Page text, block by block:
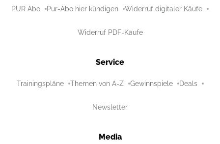
PUR Abo Pur-Abo hier kündigen Widerruf digitaler Käufe
Widerruf PDF-Käufe
Service
Trainingspläne Themen von A-Z Gewinnspiele Deals
Newsletter
Media